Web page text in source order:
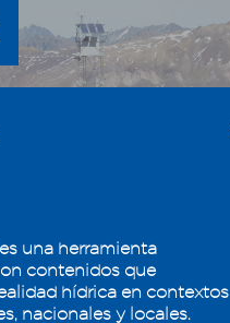
una herramienta
contenidos que
hídrica en contextos
nacionales y locales.